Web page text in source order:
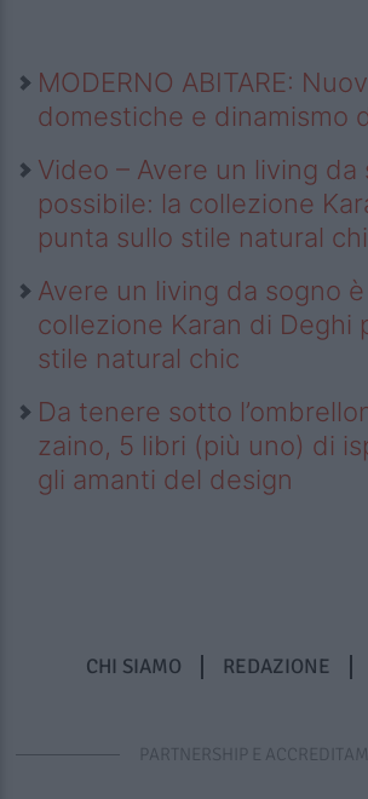
MODERNO ABITARE:
domestiche e dinamismo
Video – Avere un living da
possibile: la collezione
punta sullo stile natural
Avere un living da sogno
collezione Karan di Deghi
stile natural chic
Da tenere sotto
zaino, 5 libri (più uno) di
gli amanti del design
CHI SIAMO REDAZIONE
PARTNERSHIP E